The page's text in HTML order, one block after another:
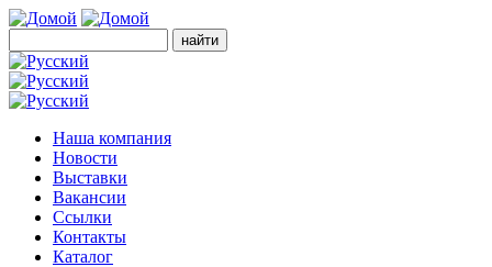
Наша компания
Новости
Выставки
Вакансии
Ссылки
Контакты
Каталог